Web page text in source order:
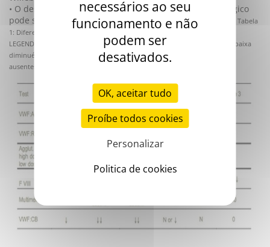
• O desaparecimento da doença após tratamento etiológico
pode servir de base para um diagnóstico retrospectivo.
Tabela
1: Diferentes tipos de doença de von Willebrand e exames associados
LEGENDA: N ou = N ou ou = ou dose forte = dose alta/dose fraca = dose baixa
diminué = diminuído Multimères = Multimers IPM et HPM = IMW e HMW
ausentes = ausentes
necessários ao seu
funcionamento e não
podem ser
desativados.
OK, aceitar tudo
Proíbe todos cookies
Personalizar
Politica de cookies